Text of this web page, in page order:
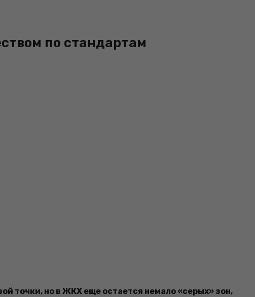
по стандартам
точки, но в ЖКХ еще остается немало «серых» зон,